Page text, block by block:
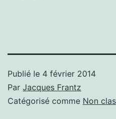
Publié le 4 février 2014
Par Jacques Frantz
Catégorisé comme Non